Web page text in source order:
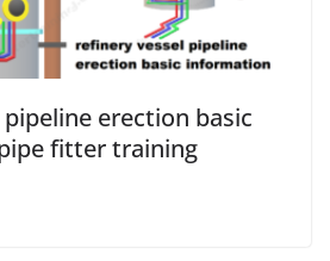
erection basic
fitter training